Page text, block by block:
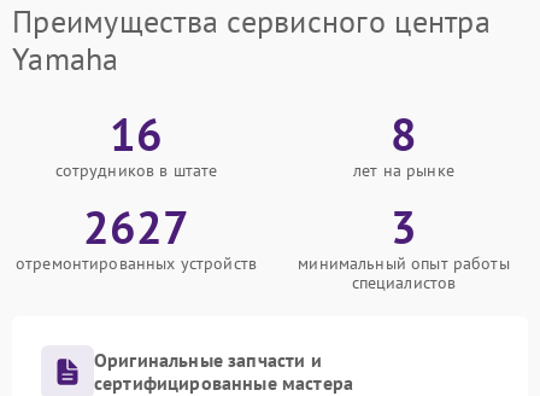
Преимущества сервисного центра
Yamaha
16
сотрудников в штате
8
лет на рынке
2627
отремонтированных устройств
3
минимальный опыт работы
специалистов
Оригинальные запчасти и
сертифицированные мастера